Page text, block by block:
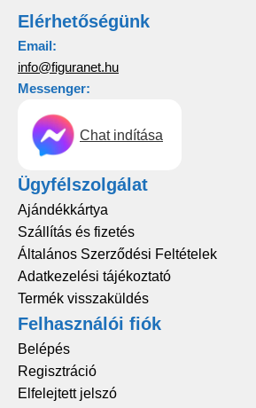
Elérhetőségünk
Email:
info@figuranet.hu
Messenger:
Chat indítása
Ügyfélszolgálat
Ajándékkártya
Szállítás és fizetés
Általános Szerződési Feltételek
Adatkezelési tájékoztató
Termék visszaküldés
Felhasználói fiók
Belépés
Regisztráció
Elfelejtett jelszó